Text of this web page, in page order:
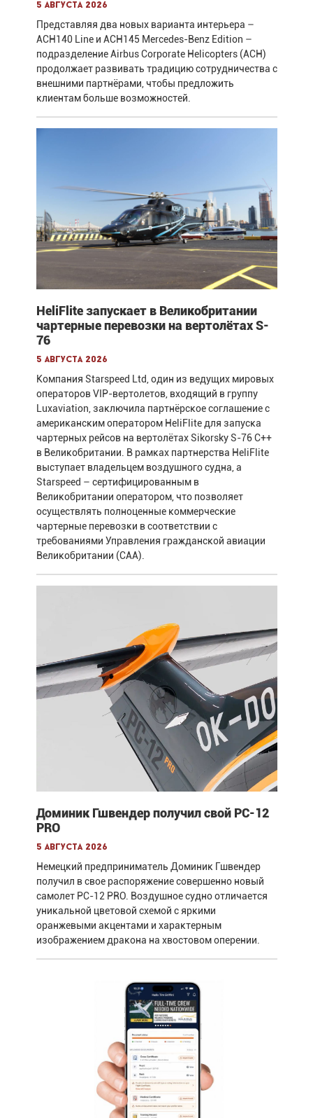
5 августа 2026
Представляя два новых варианта интерьера –
ACH140 Line и ACH145 Mercedes-Benz Edition –
подразделение Airbus Corporate Helicopters (ACH)
продолжает развивать традицию сотрудничества с
внешними партнёрами, чтобы предложить
клиентам больше возможностей.
HeliFlite запускает в Великобритании
чартерные перевозки на вертолётах S-
76
5 августа 2026
Компания Starspeed Ltd, один из ведущих мировых
операторов VIP-вертолетов, входящий в группу
Luxaviation, заключила партнёрское соглашение с
американским оператором HeliFlite для запуска
чартерных рейсов на вертолётах Sikorsky S-76 C++
в Великобритании. В рамках партнерства HeliFlite
выступает владельцем воздушного судна, а
Starspeed – сертифицированным в
Великобритании оператором, что позволяет
осуществлять полноценные коммерческие
чартерные перевозки в соответствии с
требованиями Управления гражданской авиации
Великобритании (CAA).
Доминик Гшвендер получил свой PC-12
PRO
5 августа 2026
Немецкий предприниматель Доминик Гшвендер
получил в свое распоряжение совершенно новый
самолет PC-12 PRO. Воздушное судно отличается
уникальной цветовой схемой с яркими
оранжевыми акцентами и характерным
изображением дракона на хвостовом оперении.